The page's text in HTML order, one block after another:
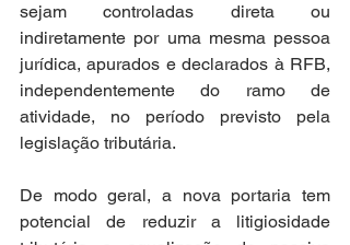
sejam controladas direta ou
indiretamente por uma mesma pessoa
jurídica, apurados e declarados à RFB,
independentemente do ramo de
atividade, no período previsto pela
legislação tributária.
De modo geral, a nova portaria tem
potencial de reduzir a litigiosidade